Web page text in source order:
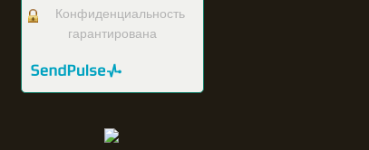
Конфиденциальность
гарантирована